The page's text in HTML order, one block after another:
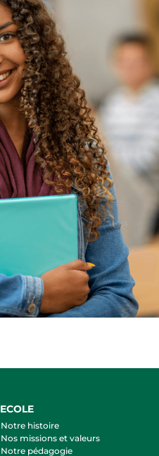
ECOLE
Notre histoire
Nos missions et valeurs
Notre pédagogie